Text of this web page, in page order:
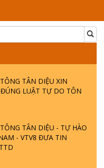
TÂN DIỆU XIN
LUẬT TỰ DO TÔN
TÂN DIỆU - TỰ HÀO
- VTV8 ĐƯA TIN